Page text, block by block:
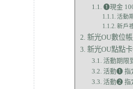
➊現金
活動
新戶
新光OU數位
新光OU點點
活動期限
活動➊ 指
活動➋ 指